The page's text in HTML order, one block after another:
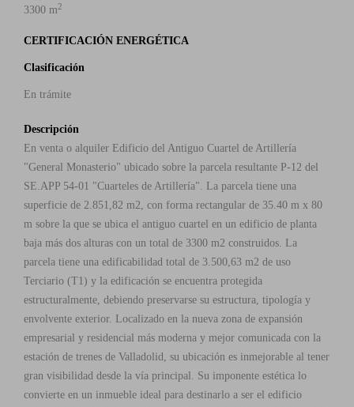
3300 m2
CERTIFICACIÓN ENERGÉTICA
Clasificación
En trámite
Descripción
En venta o alquiler Edificio del Antiguo Cuartel de Artillería
"General Monasterio" ubicado sobre la parcela resultante P-12 del
SE.APP 54-01 "Cuarteles de Artillería". La parcela tiene una
superficie de 2.851,82 m2, con forma rectangular de 35.40 m x 80
m sobre la que se ubica el antiguo cuartel en un edificio de planta
baja más dos alturas con un total de 3300 m2 construidos. La
parcela tiene una edificabilidad total de 3.500,63 m2 de uso
Terciario (T1) y la edificación se encuentra protegida
estructuralmente, debiendo preservarse su estructura, tipología y
envolvente exterior. Localizado en la nueva zona de expansión
empresarial y residencial más moderna y mejor comunicada con la
estación de trenes de Valladolid, su ubicación es inmejorable al tener
gran visibilidad desde la vía principal. Su imponente estética lo
convierte en un inmueble ideal para destinarlo a ser el edificio